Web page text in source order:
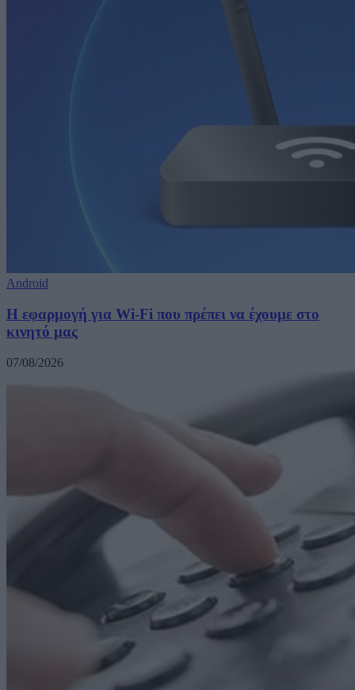
Android
Η εφαρμογή για Wi-Fi που πρέπει να έχουμε στο
κινητό μας
07/08/2026